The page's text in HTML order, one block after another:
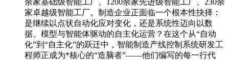
家卓越级智能工厂。制造企业正面临一个根本性抉择：
是继续以点状自动化应对变化，还是系统性迈向以数
据、模型与智能体驱动的自主化运营？在这个从“自动
化”到“自主化”的跃迁中，智能制造产线控制系统研发工
程师正成为*核心的“造脑者”——他们编写的每一行代